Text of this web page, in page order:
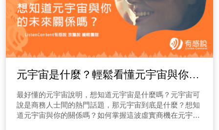
元宇宙是什麼？輕鬆看懂元宇宙與你的
未來關係
最好懂的元宇宙說明，想知道元宇宙是什麼嗎？元宇宙可
說是商務人士間的熱門話題，那元宇宙到底是什麼？想知
道元宇宙與你的關係嗎？如何掌握這波虛實商機在元宇宙